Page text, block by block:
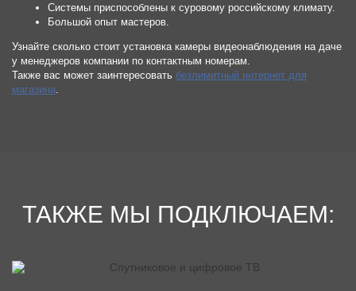
Системы приспособлены к суровому российскому климату.
Большой опыт мастеров.
Узнайте сколько стоит установка камеры видеонаблюдения на даче
у менеджеров компании по контактным номерам.
Также вас может заинтересовать безлимитный интернет для
магазина
ТАКЖЕ МЫ ПОДКЛЮЧАЕМ: